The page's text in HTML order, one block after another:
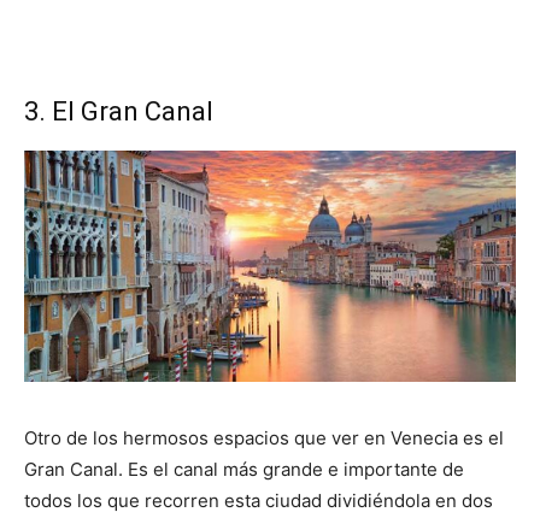
3. El Gran Canal
Otro de los hermosos espacios que ver en Venecia es el
Gran Canal. Es el canal más grande e importante de
todos los que recorren esta ciudad dividiéndola en dos